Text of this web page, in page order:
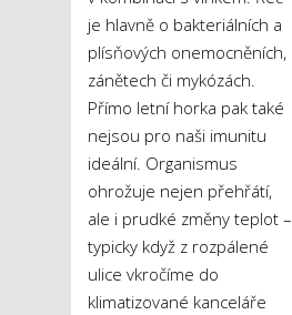
je hlavně o bakteriálních a
plísňových onemocněních,
zánětech či mykózách.
Přímo letní horka pak také
nejsou pro naši imunitu
ideální. Organismus
ohrožuje nejen přehřátí,
ale i prudké změny teplot –
typicky když z rozpálené
ulice vkročíme do
klimatizované kanceláře